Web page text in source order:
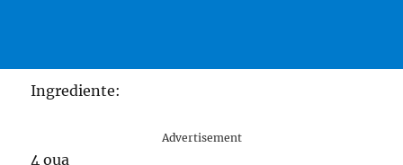
Ingrediente:
Advertisement
4 oua